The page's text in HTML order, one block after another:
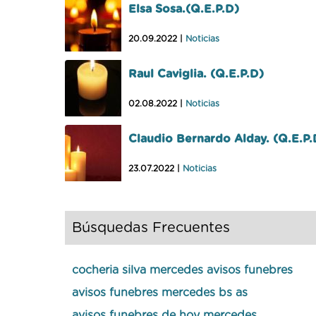
Elsa Sosa.(Q.E.P.D)
20.09.2022 | Noticias
Raul Caviglia. (Q.E.P.D)
02.08.2022 | Noticias
Claudio Bernardo Alday.
23.07.2022 | Noticias
Búsquedas Frecuentes
cocheria silva mercedes avisos funebres
avisos funebres mercedes bs as